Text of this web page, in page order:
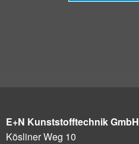
E+N Kunststofftechnik GmbH
Kösliner Weg 10